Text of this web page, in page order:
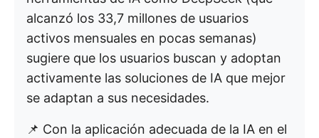
alcanzó los 33,7 millones de usuarios
activos mensuales en pocas semanas)
sugiere que los usuarios buscan y adoptan
activamente las soluciones de IA que mejor
se adaptan a sus necesidades.
📌 Con la aplicación adecuada de la IA en el